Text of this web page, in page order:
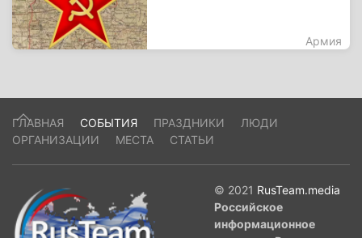
Армия
ГЛАВНАЯ СОБЫТИЯ ПРАЗДНИКИ
ЛЮДИ
ОРГАНИЗАЦИИ
МЕСТА СТАТЬИ
© 2021 RusTeam.media
Российское
информационное